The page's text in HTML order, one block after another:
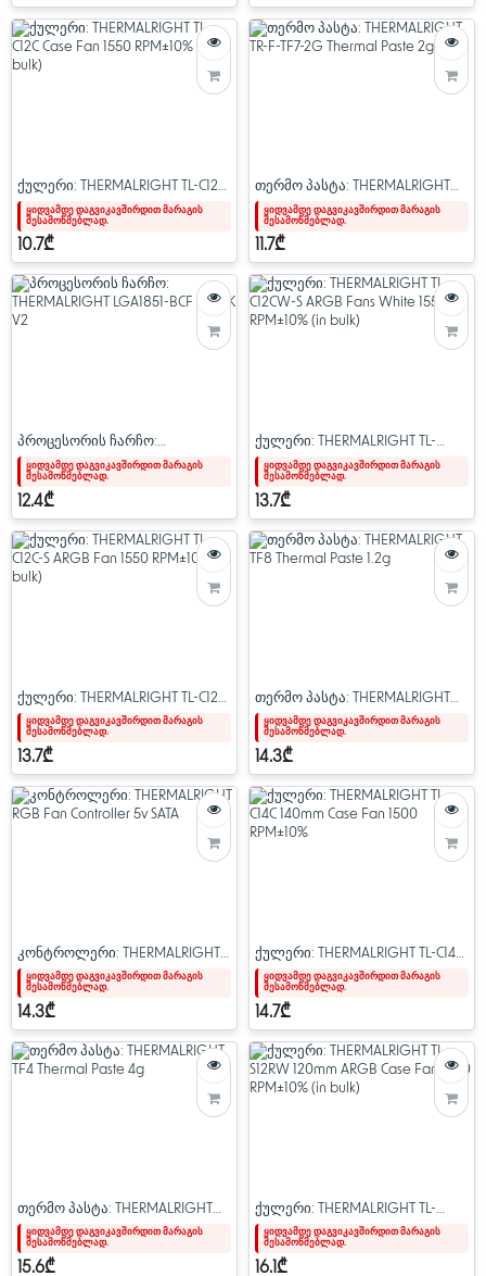
ქულერი: THERMALRIGHT TL-C12C
Case Fan 1550 RPM±10% (in bulk)
ყიდვამდე დაგვიკავშირდით მარაგის
შესამოწმებლად.
10.7₾
თერმო პასტა: THERMALRIGHT
TR-F-TF7-2G Thermal Paste 2g
ყიდვამდე დაგვიკავშირდით მარაგის
შესამოწმებლად.
11.7₾
პროცესორის ჩარჩო:
THERMALRIGHT LGA1851-BCF
BLACK V2
ყიდვამდე დაგვიკავშირდით მარაგის
შესამოწმებლად.
12.4₾
ქულერი: THERMALRIGHT TL-
C12CW-S ARGB Fans White 1550
RPM±10% (in bulk)
ყიდვამდე დაგვიკავშირდით მარაგის
შესამოწმებლად.
13.7₾
ქულერი: THERMALRIGHT TL-C12C-
S ARGB Fan 1550 RPM±10% (in
bulk)
ყიდვამდე დაგვიკავშირდით მარაგის
შესამოწმებლად.
13.7₾
თერმო პასტა: THERMALRIGHT
TF8 Thermal Paste 1.2g
ყიდვამდე დაგვიკავშირდით მარაგის
შესამოწმებლად.
14.3₾
კონტროლერი: THERMALRIGHT
RGB Fan Controller 5v SATA
ყიდვამდე დაგვიკავშირდით მარაგის
შესამოწმებლად.
14.3₾
ქულერი: THERMALRIGHT TL-C14C
140mm Case Fan 1500 RPM±10%
ყიდვამდე დაგვიკავშირდით მარაგის
შესამოწმებლად.
14.7₾
თერმო პასტა: THERMALRIGHT
TF4 Thermal Paste 4g
ყიდვამდე დაგვიკავშირდით მარაგის
შესამოწმებლად.
15.6₾
ქულერი: THERMALRIGHT TL-
S12RW 120mm ARGB Case Fan
1500 RPM±10% (in bulk)
ყიდვამდე დაგვიკავშირდით მარაგის
შესამოწმებლად.
16.1₾